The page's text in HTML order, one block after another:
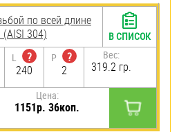
по всей длине
304)
L
?
240
P
?
2
Вес:
319.2 гр.
Цена:
1151р. 36коп.
В СПИСОК